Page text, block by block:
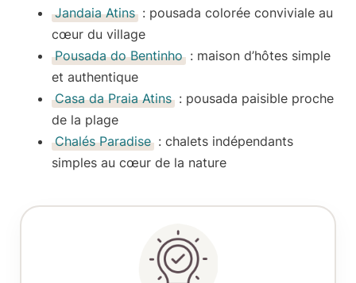
Jandaia Atins : pousada colorée conviviale au
cœur du village
Pousada do Bentinho : maison d’hôtes simple
et authentique
Casa da Praia Atins : pousada paisible proche
de la plage
Chalés Paradise : chalets indépendants
simples au cœur de la nature